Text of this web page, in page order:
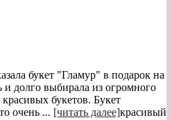
букет "Гламур" в подарок на
и долго выбирала из огромного
букетов. Букет
очень ... [читать далее]красивый